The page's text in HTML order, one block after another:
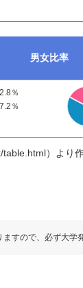
男女比率
％
％
）より
すので、必ず大学